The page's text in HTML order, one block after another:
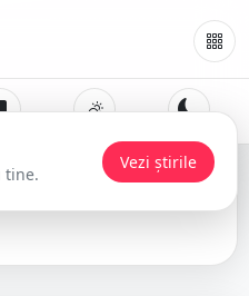
la omor
tine.
Vezi știrile